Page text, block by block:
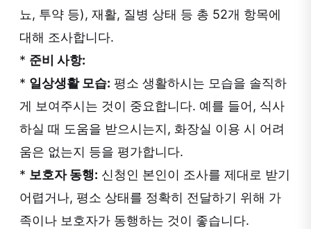
뇨, 투약 등), 재활, 질병 상태 등 총 52개 항목에
대해 조사합니다.
* 준비 사항:
* 일상생활 모습: 평소 생활하시는 모습을 솔직하
게 보여주시는 것이 중요합니다. 예를 들어, 식사
하실 때 도움을 받으시는지, 화장실 이용 시 어려
움은 없는지 등을 평가합니다.
* 보호자 동행: 신청인 본인이 조사를 제대로 받기
어렵거나, 평소 상태를 정확히 전달하기 위해 가
족이나 보호자가 동행하는 것이 좋습니다.